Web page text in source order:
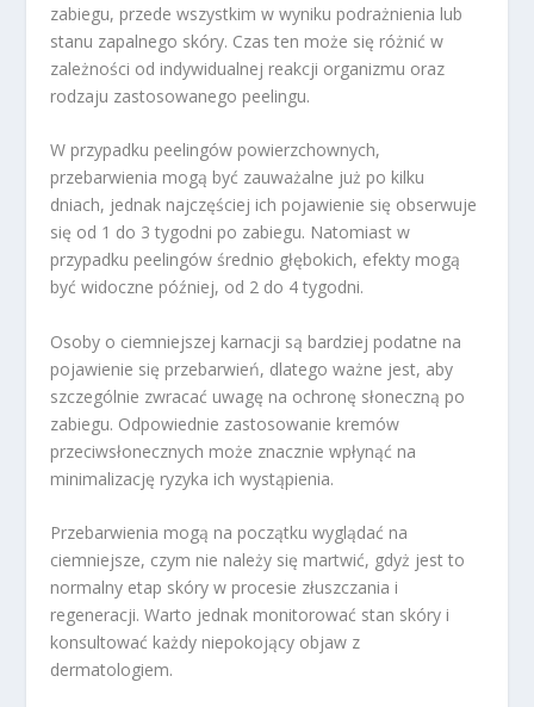
zabiegu, przede wszystkim w wyniku podrażnienia lub
stanu zapalnego skóry. Czas ten może się różnić w
zależności od indywidualnej reakcji organizmu oraz
rodzaju zastosowanego peelingu.
W przypadku peelingów powierzchownych,
przebarwienia mogą być zauważalne już po kilku
dniach, jednak najczęściej ich pojawienie się obserwuje
się od 1 do 3 tygodni po zabiegu. Natomiast w
przypadku peelingów średnio głębokich, efekty mogą
być widoczne później, od 2 do 4 tygodni.
Osoby o ciemniejszej karnacji są bardziej podatne na
pojawienie się przebarwień, dlatego ważne jest, aby
szczególnie zwracać uwagę na ochronę słoneczną po
zabiegu. Odpowiednie zastosowanie kremów
przeciwsłonecznych może znacznie wpłynąć na
minimalizację ryzyka ich wystąpienia.
Przebarwienia mogą na początku wyglądać na
ciemniejsze, czym nie należy się martwić, gdyż jest to
normalny etap skóry w procesie złuszczania i
regeneracji. Warto jednak monitorować stan skóry i
konsultować każdy niepokojący objaw z
dermatologiem.